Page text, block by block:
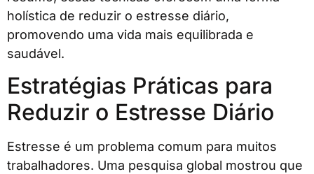
holística de reduzir o estresse diário,
promovendo uma vida mais equilibrada e
saudável.
Estratégias Práticas para
Reduzir o Estresse Diário
Estresse é um problema comum para muitos
trabalhadores. Uma pesquisa global mostrou que